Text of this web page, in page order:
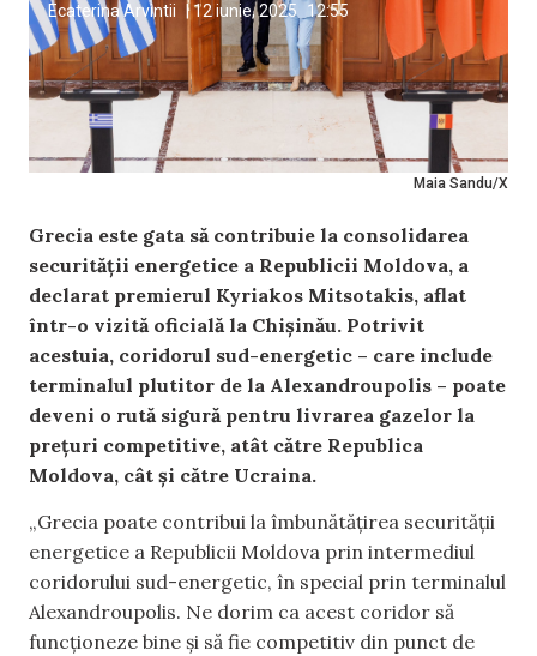
Maia Sandu/X
Ecaterina Arvintii |12 iunie, 2025 12:55
Grecia este gata să contribuie la consolidarea
securității energetice a Republicii Moldova, a
declarat premierul Kyriakos Mitsotakis, aflat
într-o vizită oficială la Chișinău. Potrivit
acestuia, coridorul sud-energetic – care include
terminalul plutitor de la Alexandroupolis – poate
deveni o rută sigură pentru livrarea gazelor la
prețuri competitive, atât către Republica
Moldova, cât și către Ucraina.
„Grecia poate contribui la îmbunătățirea securității
energetice a Republicii Moldova prin intermediul
coridorului sud-energetic, în special prin terminalul
Alexandroupolis. Ne dorim ca acest coridor să
funcționeze bine și să fie competitiv din punct de